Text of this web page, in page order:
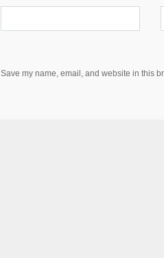
Save my name, email, and website in this